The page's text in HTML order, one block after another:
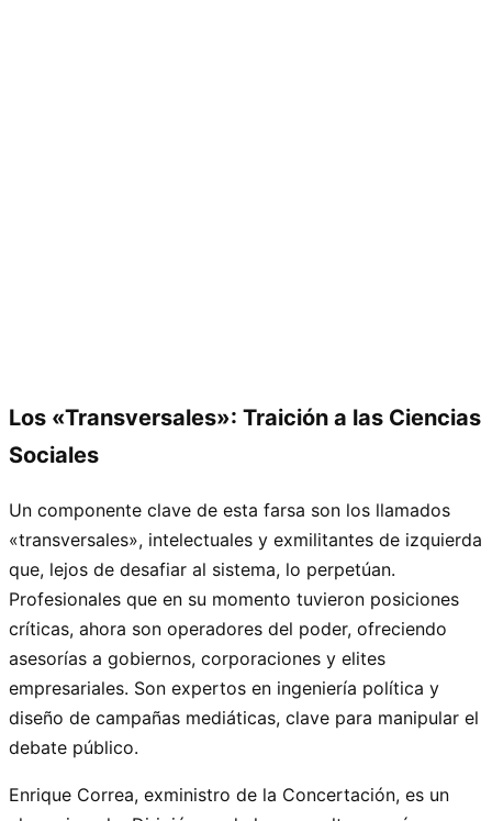
Los «Transversales»: Traición a las Ciencias
Sociales
Un componente clave de esta farsa son los llamados
«transversales», intelectuales y exmilitantes de izquierda
que, lejos de desafiar al sistema, lo perpetúan.
Profesionales que en su momento tuvieron posiciones
críticas, ahora son operadores del poder, ofreciendo
asesorías a gobiernos, corporaciones y elites
empresariales. Son expertos en ingeniería política y
diseño de campañas mediáticas, clave para manipular el
debate público.
Enrique Correa, exministro de la Concertación, es un